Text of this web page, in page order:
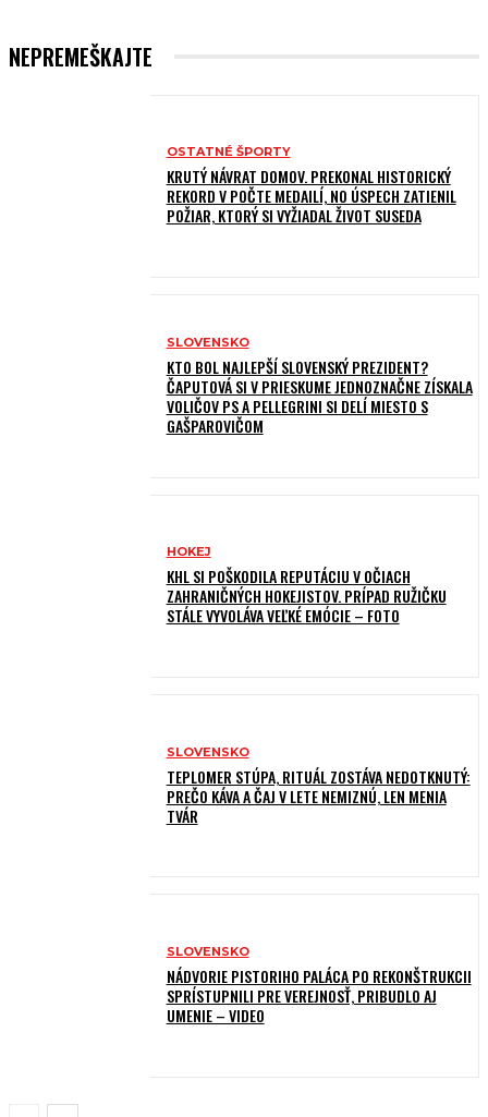
NEPREMEŠKAJTE
OSTATNÉ ŠPORTY
KRUTÝ NÁVRAT DOMOV. PREKONAL HISTORICKÝ
REKORD V POČTE MEDAILÍ, NO ÚSPECH ZATIENIL
POŽIAR, KTORÝ SI VYŽIADAL ŽIVOT SUSEDA
SLOVENSKO
KTO BOL NAJLEPŠÍ SLOVENSKÝ PREZIDENT?
ČAPUTOVÁ SI V PRIESKUME JEDNOZNAČNE ZÍSKALA
VOLIČOV PS A PELLEGRINI SI DELÍ MIESTO S
GAŠPAROVIČOM
HOKEJ
KHL SI POŠKODILA REPUTÁCIU V OČIACH
ZAHRANIČNÝCH HOKEJISTOV. PRÍPAD RUŽIČKU
STÁLE VYVOLÁVA VEĽKÉ EMÓCIE – FOTO
SLOVENSKO
TEPLOMER STÚPA, RITUÁL ZOSTÁVA NEDOTKNUTÝ:
PREČO KÁVA A ČAJ V LETE NEMIZNÚ, LEN MENIA
TVÁR
SLOVENSKO
NÁDVORIE PISTORIHO PALÁCA PO REKONŠTRUKCII
SPRÍSTUPNILI PRE VEREJNOSŤ, PRIBUDLO AJ
UMENIE – VIDEO